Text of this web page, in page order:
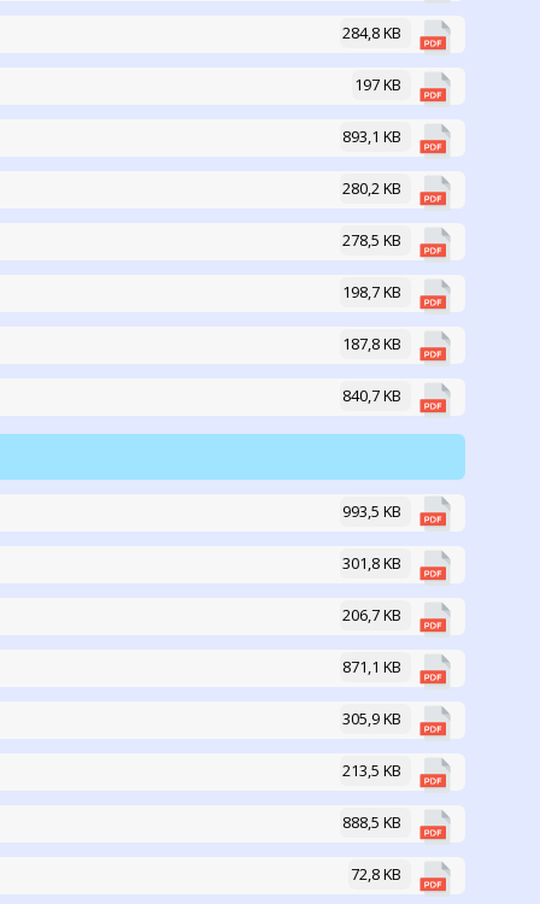
284,8 KB
197 KB
893,1 KB
280,2 KB
278,5 KB
198,7 KB
187,8 KB
840,7 KB
993,5 KB
301,8 KB
206,7 KB
871,1 KB
305,9 KB
213,5 KB
888,5 KB
72,8 KB